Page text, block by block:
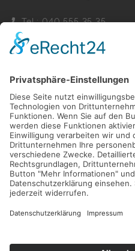
Tel.: 040 555 35 35
Fax: 040 555 22 44
Nachricht senden
Navigation
Immobilien
Für Eigentümer
Referenzen
Verwaltung
Vertrag widerrufen